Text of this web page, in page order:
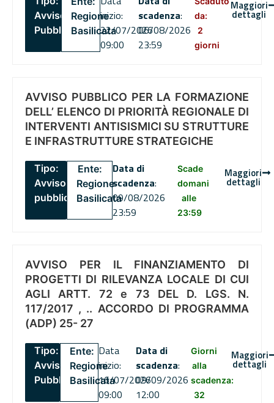
Avviso
Pubblico
Regione
Basilicata
inizio:
22/07/2026
09:00
scadenza:
06/08/2026
23:59
da:
2
giorni
Maggiori
dettagli
AVVISO PUBBLICO PER LA FORMAZIONE
DELL’ ELENCO DI PRIORITÀ REGIONALE DI
INTERVENTI ANTISISMICI SU STRUTTURE
E INFRASTRUTTURE STRATEGICHE
Tipo:
Avviso
pubblico
Ente:
Regione
Basilicata
Data di
scadenza:
09/08/2026
23:59
Scade
domani
alle
23:59
Maggiori
dettagli
AVVISO PER IL FINANZIAMENTO DI
PROGETTI DI RILEVANZA LOCALE DI CUI
AGLI ARTT. 72 e 73 DEL D. LGS. N.
117/2017 , .. ACCORDO DI PROGRAMMA
(ADP) 25- 27
Tipo:
Avviso
Pubblico
Ente:
Regione
Basilicata
Data
inizio:
16/07/2026
09:00
Data di
scadenza:
09/09/2026
12:00
Giorni
alla
scadenza:
32
Maggiori
dettagli